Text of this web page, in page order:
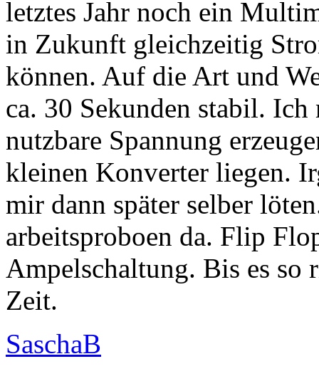
letztes Jahr noch ein
in Zukunft gleichzeitig
können. Auf die Art und
ca. 30 Sekunden stabil.
nutzbare Spannung
kleinen Konverter liegen.
mir dann später selber
arbeitsproboen da. Flip
Ampelschaltung. Bis es so
Zeit.
SaschaB